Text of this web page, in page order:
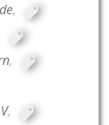
,
,
,